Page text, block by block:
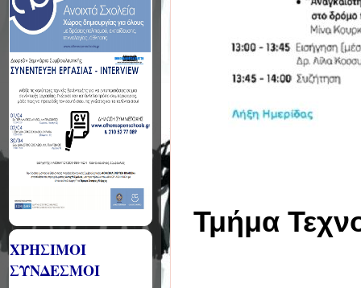
Τμήμα
ΧΡΗΣΙΜΟΙ
ΣΥΝΔΕΣΜΟΙ